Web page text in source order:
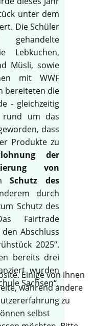
unter dem
Die Schüler
Lebkuchen,
Müsli, sowie
mit WWF
bereiteten die
- gleichzeitig
rund um das
dass
Produkte zu
der
von
Schutz des
durch
Schutz des
Fairtrade
Abschluss
2025“.
bereits drei
wurden
Sachsen“.
Einige von ihnen
während andere
zu
selbst